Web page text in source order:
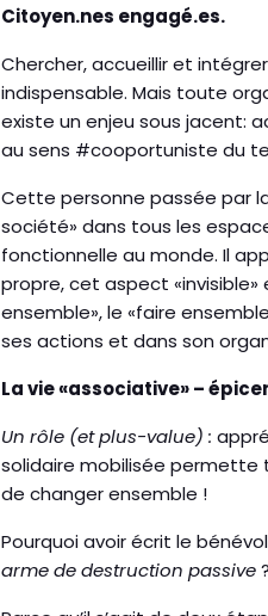
Citoyen.nes engagé.es.
Chercher, accueillir et
indispensable. Mais toute
existe un enjeu sous jacent:
au sens #cooportuniste du
Cette personne passée par
société» dans tous les
fonctionnelle au monde. Il
propre, cet aspect
ensemble», le «faire
ses actions et dans son
La vie «associative» –
Un rôle (et plus-value) :
solidaire mobilisée permette
de changer ensemble !
Pourquoi avoir écrit le
arme de destruction passive?